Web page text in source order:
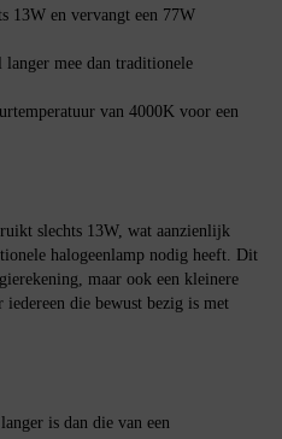
13W en vervangt een 77W
langer mee dan traditionele
van 4000K voor een
slechts 13W, wat aanzienlijk
halogeenlamp nodig heeft. Dit
maar ook een kleinere
die bewust bezig is met
is dan die van een